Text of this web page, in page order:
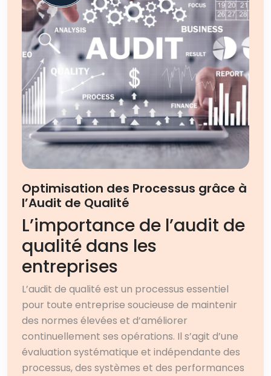
Optimisation des Processus grâce à
l’Audit de Qualité
L’importance de l’audit de
qualité dans les
entreprises
L’audit de qualité est un processus essentiel
pour toute entreprise soucieuse de maintenir
des normes élevées et d’améliorer
continuellement ses opérations. Il s’agit d’une
évaluation systématique et indépendante des
processus, des systèmes et des performances